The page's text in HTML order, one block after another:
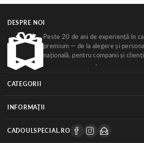
DESPRE NOI
Peste 20 de ani de experiență în
premium — de la alegere și
națională, pentru companii și
·
CATEGORII
INFORMAŢII
CADOULSPECIAL.RO